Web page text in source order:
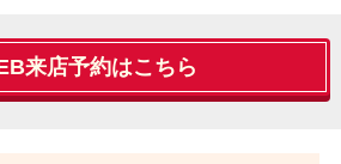
来店予約はこちら